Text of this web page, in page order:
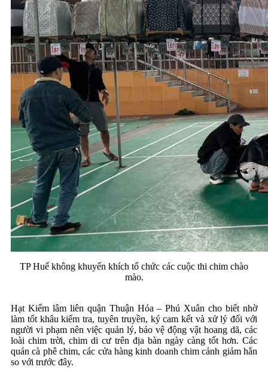
TP Huế không khuyến khích tổ chức các cuộc thi chim chào
mào.
Hạt Kiểm lâm liên quận Thuận Hóa – Phú Xuân cho biết nhờ
làm tốt khâu kiểm tra, tuyên truyền, ký cam kết và xử lý đối với
người vi phạm nên việc quản lý, bảo vệ động vật hoang dã, các
loài chim trời, chim di cư trên địa bàn ngày càng tốt hơn. Các
quán cà phê chim, các cửa hàng kinh doanh chim cảnh giảm hẳn
so với trước đây.